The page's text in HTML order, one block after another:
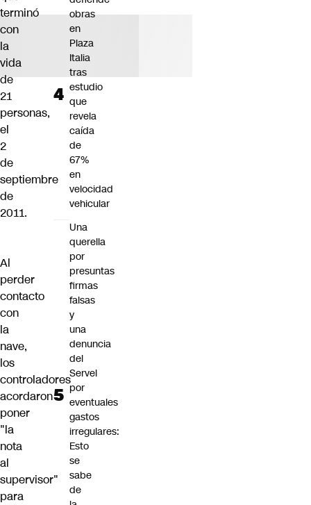
terminó
con
la
vida
de
21
personas,
el
2
de
septiembre
de
2011.
Al
perder
contacto
con
la
nave,
los
controladores
acordaron
poner
"la
nota
al
supervisor"
para
obras
en
Plaza
Italia
tras
estudio
que
revela
caída
de
67%
en
velocidad
vehicular
Una
querella
por
presuntas
firmas
falsas
y
una
denuncia
del
Servel
por
eventuales
gastos
irregulares:
Esto
se
sabe
de